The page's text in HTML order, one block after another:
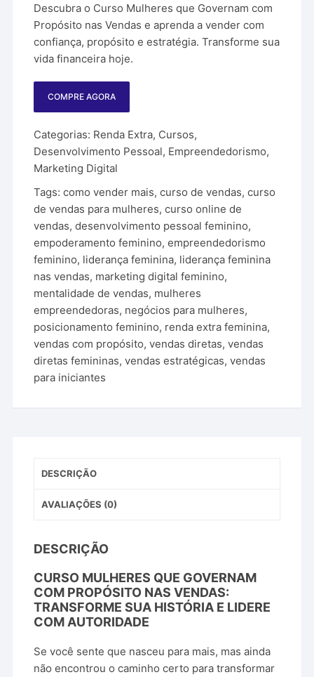
era:
R$ 497,00.
é:
R$ 397,00.
Descubrao Curso Mulheresque Governamcom
Propósito nasVendaseaprendaavendercom
confiança, propósitoeestratégia.Transforme sua
vidafinanceira hoje.
COMPRE AGORA
Categorias: Renda Extra, Cursos,
Desenvolvimento Pessoal, Empreendedorismo,
Marketing Digital
Tags:como vender mais,curso de vendas,curso
de vendas para mulheres,curso online de
vendas,desenvolvimento pessoal feminino,
empoderamento feminino,empreendedorismo
feminino, liderança feminina, liderança feminina
nas vendas, marketing digital feminino,
mentalidade de vendas, mulheres
empreendedoras, negócios para mulheres,
posicionamento feminino, renda extra feminina,
vendas com propósito,vendas diretas,vendas
diretas femininas,vendas estratégicas,vendas
para iniciantes
DESCRIÇÃO
AVALIAÇÕES (0)
DESCRIÇÃO
CURSO MULHERES QUE GOVERNAM
COM PROPÓSITO NASVENDAS:
TRANSFORMESUA HISTÓRIA E LIDERE
COM AUTORIDADE
Sevocê senteque nasceu para mais, masainda
nãoencontrouocaminhocerto paratransformar